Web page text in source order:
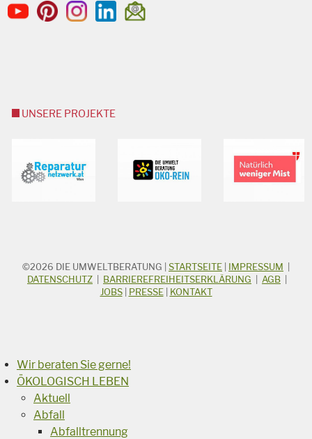
UNSERE PROJEKTE
STICHWORTSUCHE
Suchbegriff
©2026 DIE UMWELTBERATUNG STARTSEITE IMPRESSUM
DATENSCHUTZ
BARRIEREFREIHEITSERKLÄRUNG AGB
JOBS| PRESSE| KONTAKT
Wir beraten Sie gerne!
ÖKOLOGISCH LEBEN
Aktuell
Abfall
Abfalltrennung